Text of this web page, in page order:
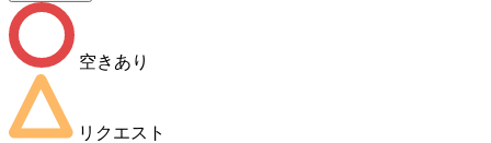
空きあり
リクエスト